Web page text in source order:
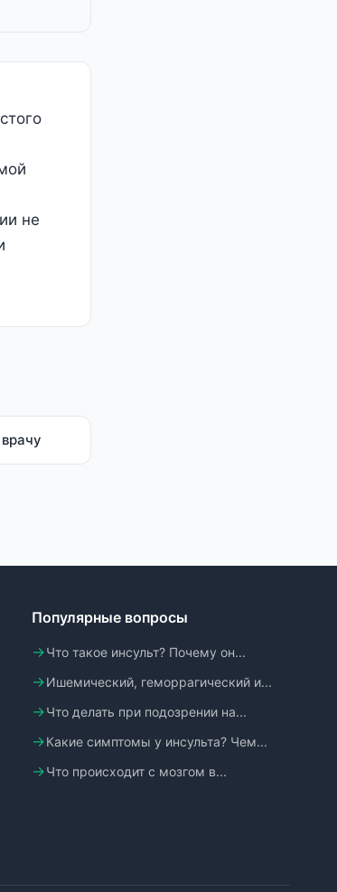
не
Популярные вопросы
Что такое инсульт? Почему он...
Ишемический, геморрагический и...
Что делать при подозрении на...
Какие симптомы у инсульта? Чем...
Что происходит с мозгом в...